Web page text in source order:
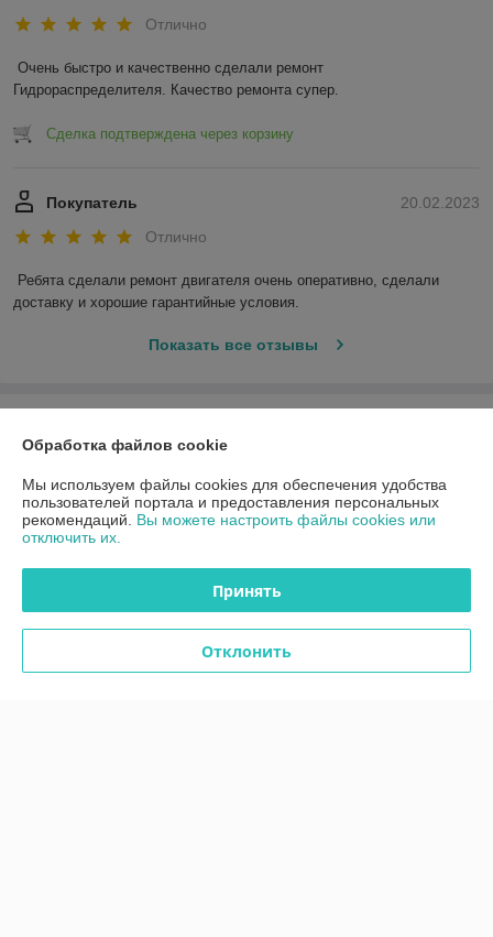
Отлично
Очень быстро и качественно сделали ремонт
Гидрораспределителя. Качество ремонта супер.
Сделка подтверждена через корзину
20.02.2023
Покупатель
Отлично
Ребята сделали ремонт двигателя очень оперативно, сделали
доставку и хорошие гарантийные условия.
Показать все отзывы
Доставка и оплата
График работы
Полная версия сайта
Политика обработки cookies
Обработка файлов cookie
Мы используем файлы cookies для обеспечения удобства
пользователей портала и предоставления персональных
рекомендаций. Вы можете настроить файлы cookies или
отключить их.
Принять
Отклонить